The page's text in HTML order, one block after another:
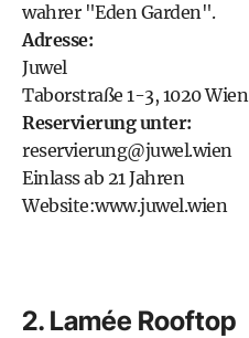
wahrer "Eden Garden".
Adresse:
Juwel
Taborstraße 1-3, 1020 Wien
Reservierung unter:
reservierung@juwel.wien
Einlass ab 21 Jahren
Website:www.juwel.wien
2. Lamée Rooftop